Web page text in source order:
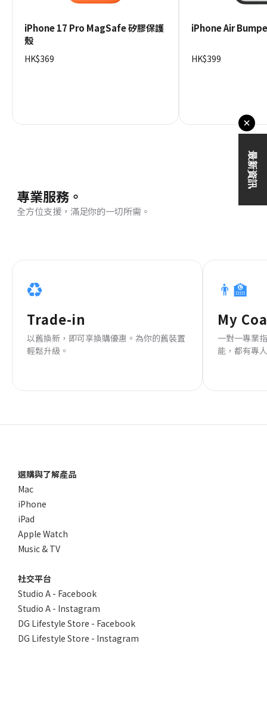
iPhone 17 Pro MagSafe 矽膠保護
殼
HK$369
iPhone Air
HK$399
專業服務。
全方位支援，滿足你的一切所需。
♻️
Trade-in
以舊換新，即可享換購優惠。為你的舊裝置
輕鬆升級。
👨‍🏫
My
一對一專業
能，都有專
選購與了解產品
Mac
iPhone
iPad
Apple Watch
Music & TV
社交平台
Studio A - Facebook
Studio A - Instagram
DG Lifestyle Store - Facebook
DG Lifestyle Store - Instagram